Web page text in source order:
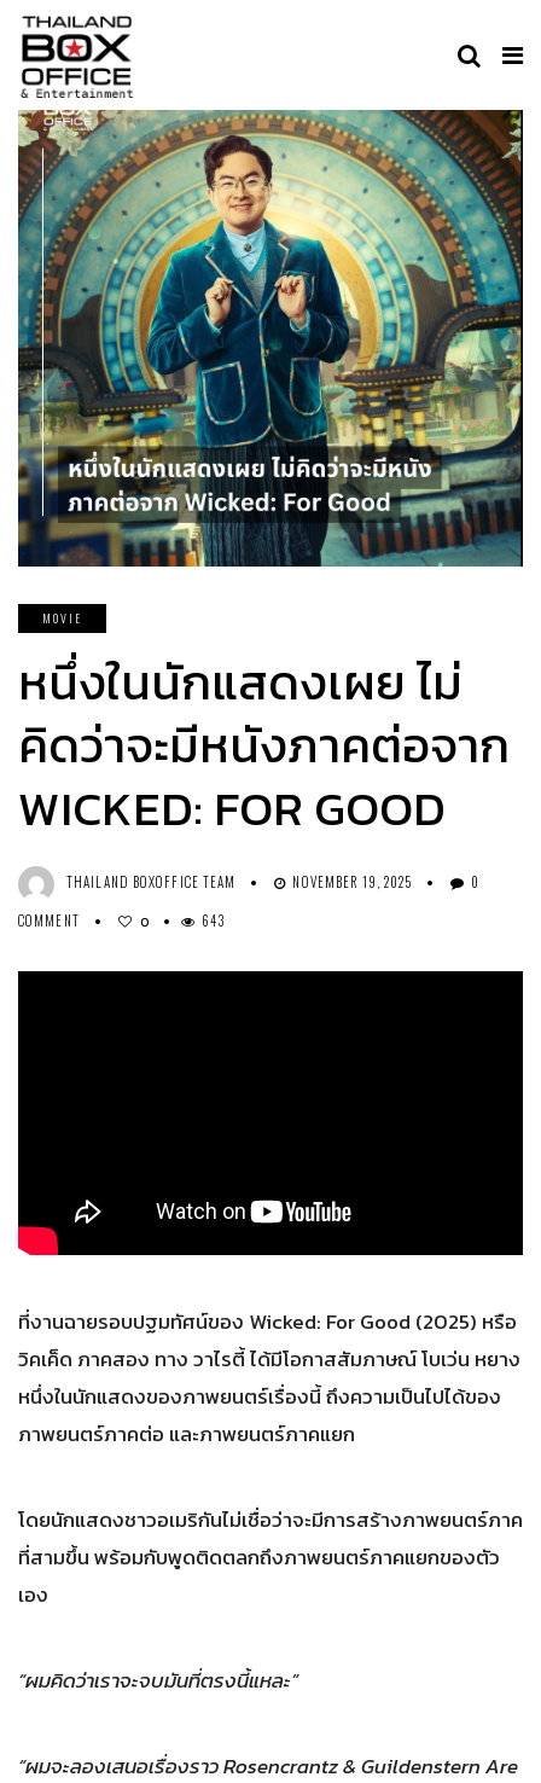
MOVIE
หนึ่งในนักแสดงเผย ไม่
คิดว่าจะมีหนังภาคต่อจาก
WICKED: FOR GOOD
THAILAND BOXOFFICE TEAM NOVEMBER 19, 2025
0
COMMENT
0 643
ที่งานฉายรอบปฐมทัศน์ของ Wicked: For Good (2025) หรือ
วิคเค็ด ภาคสอง ทาง วาไรตี้ ได้มีโอกาสสัมภาษณ์ โบเว่น หยาง
หนึ่งในนักแสดงของภาพยนตร์เรื่องนี้ ถึงความเป็นไปได้ของ
ภาพยนตร์ภาคต่อ และภาพยนตร์ภาคแยก
โดยนักแสดงชาวอเมริกันไม่เชื่อว่าจะมีการสร้างภาพยนตร์ภาค
ที่สามขึ้น พร้อมกับพูดติดตลกถึงภาพยนตร์ภาคแยกของตัว
เอง
“ผมคิดว่าเราจะจบมันที่ตรงนี้แหละ”
“ผมจะลองเสนอเรื่องราว Rosencrantz & Guildenstern Are